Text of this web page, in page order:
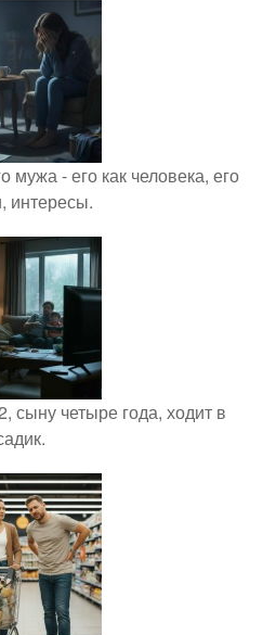
- его как человека, его
интересы.
сыну четыре года, ходит в